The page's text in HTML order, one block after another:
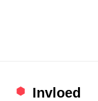
Invloed